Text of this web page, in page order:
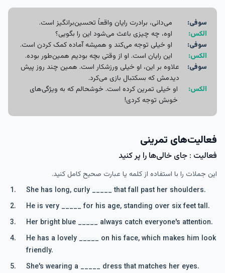
سوفی:
می‌دانی، برادرت رایان واقعاً تحسین‌برانگیز است.
الکس:
اوه، چه چیزی باعث می‌شود این را بگویی؟
سوفی:
او خیلی توجه می‌کند و همیشه آماده کمک کردن است.
الکس:
این رایان است. او از وقتی بچه بودیم همین‌طور بوده.
سوفی:
علاوه بر این، او خیلی ورزشکار است. همین چند روز پیش
دیدمش که بسکتبال بازی می‌کرد.
الکس:
او خیلی تمرین کرده است. خوشحالم که به ویژگی‌های
خوبش توجه کردی!
فعالیت‌های تمرینی
فعالیت : جای خالی‌ها را پر کنید
این جملات را با استفاده از کلمه یا عبارت صحیح کامل کنید.
She has long, curly _____ that fall past her shoulders.
He is very _____ for his age, standing over six feet tall.
Her bright blue _____ always catch everyone's attention.
He has a lovely _____ on his face, which makes him look
friendly.
She's wearing a _____ dress that matches her eyes.